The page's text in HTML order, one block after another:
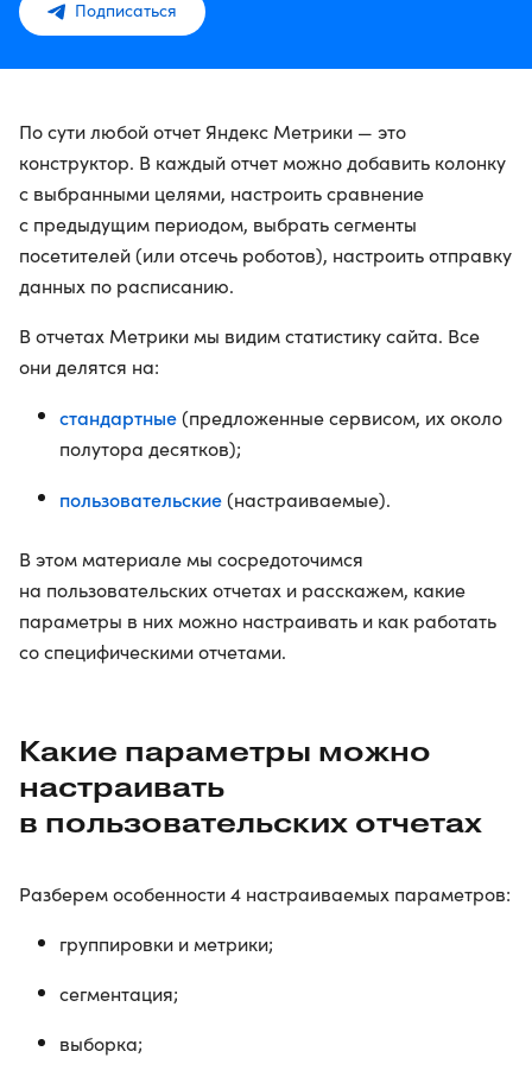
Подписаться
По сути любой отчет Яндекс Метрики — это
конструктор. В каждый отчет можно добавить колонку
с выбранными целями, настроить сравнение
с предыдущим периодом, выбрать сегменты
посетителей (или отсечь роботов), настроить отправку
данных по расписанию.
В отчетах Метрики мы видим статистику сайта. Все
они делятся на:
стандартные(предложенные сервисом, их около
полутора десятков);
пользовательские(настраиваемые).
В этом материале мы сосредоточимся
на пользовательских отчетах и расскажем, какие
параметры в них можно настраивать и как работать
со специфическими отчетами.
Какие параметры можно
настраивать
в пользовательских отчетах
Разберем особенности 4 настраиваемых параметров:
группировки и метрики;
сегментация;
выборка;